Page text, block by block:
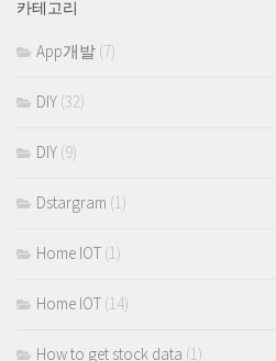
카테고리
App개발 (7)
DIY (32)
DIY (9)
Dstargram (1)
Home IOT (1)
Home IOT (14)
How to get stock data (1)